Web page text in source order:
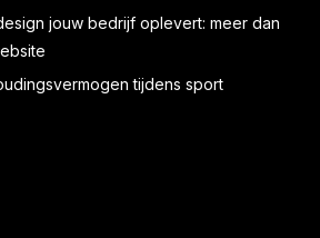
jouw bedrijf oplevert: meer dan
tijdens sport